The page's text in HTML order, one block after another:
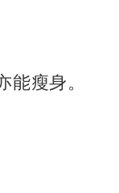
瘦身。